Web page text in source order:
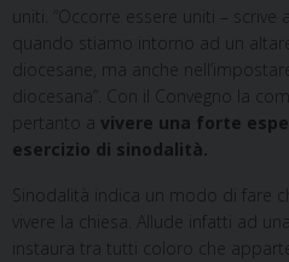
uniti. “Occorre essere uniti – scrive
quando stiamo intorno ad un
diocesane, ma anche
diocesana”. Con il Convegno la
pertanto a vivere una forte
esercizio di sinodalità.
Sinodalità indica un modo di fare
vivere la chiesa. Allude infatti ad
instaura tra tutti coloro che